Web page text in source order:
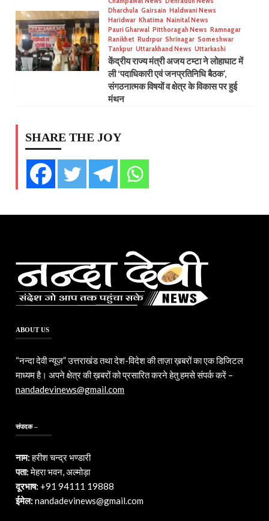
Dharchula Gairsain Haldwani News
Haridwar Khatima Nainital News
Pauri Gharwal Pitthoragah News Ramnagar
Ranikhet Rudrpur Shrinagar Someshwar
Tankpur Uttarakhand News Uttarkashi
केंद्रीय राज्य मंत्री अजय टम्टा ने लोहाघाट में
ली ‘पदाधिकारी एवं जनप्रतिनिधि बैठक’,
संगठनात्मक विषयों व क्षेत्र के विकास पर हुई
मंथन
SHARE THE JOY
ABOUT US
“नन्दा देवी न्यूज़” उत्तराखंड तथा देश-विदेश की ताज़ा ख़बरों का एक डिजिटल
माध्यम है। अपने क्षेत्र की ख़बरों को प्रसारित करने हेतु हमसे संपर्क करें –
nandadevinews@gmail.com
संपादक –
नाम:हरीश चन्द्र भण्डारी
पता:मेहरा भवन, अल्मोड़ा
दूरभाष: +91 94111 19888
ईमेल:nandadevinews@gmail.com